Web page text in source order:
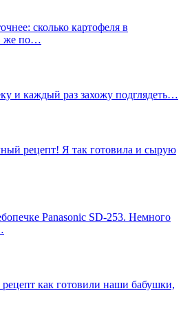
сколько картофеля в
же по…
и каждый раз захожу подглядеть…
рецепт! Я так готовила и сырую
Panasonic SD-253. Немного
как готовили наши бабушки,